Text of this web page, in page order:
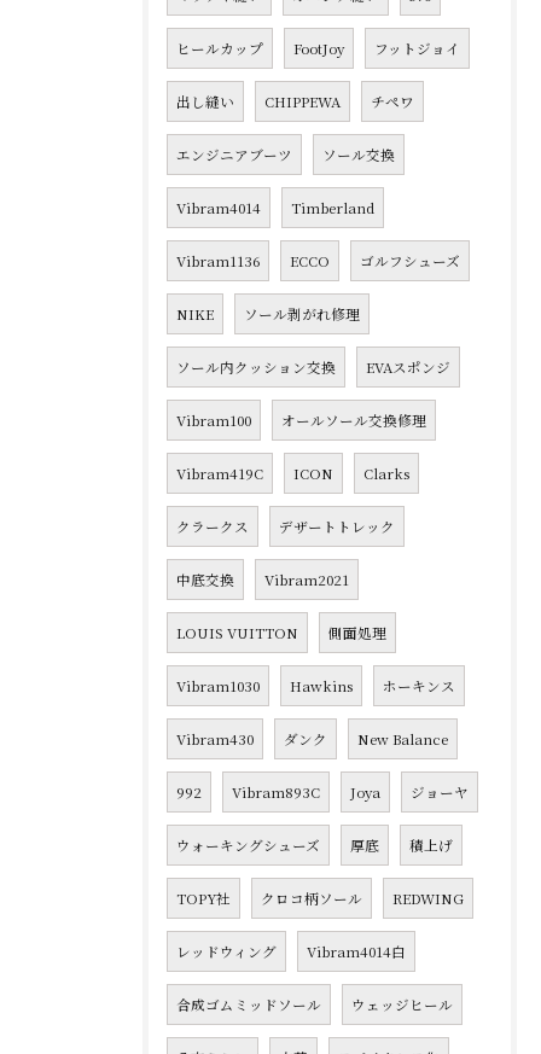
ヒールカップ FootJoy フットジョイ
出し縫い CHIPPEWA チペワ
エンジニアブーツ ソール交換
Vibram4014 Timberland
Vibram1136 ECCO ゴルフシューズ
NIKE ソール剥がれ修理
ソール内クッション交換 EVAスポンジ
Vibram100 オールソール交換修理
Vibram419C ICON Clarks
クラークス デザートトレック
中底交換 Vibram2021
LOUIS VUITTON 側面処理
Vibram1030 Hawkins ホーキンス
Vibram430 ダンク New Balance
992 Vibram893C Joya ジョーヤ
ウォーキングシューズ 厚底 積上げ
TOPY社 クロコ柄ソール REDWING
レッドウィング Vibram4014白
合成ゴムミッドソール ウェッジヒール